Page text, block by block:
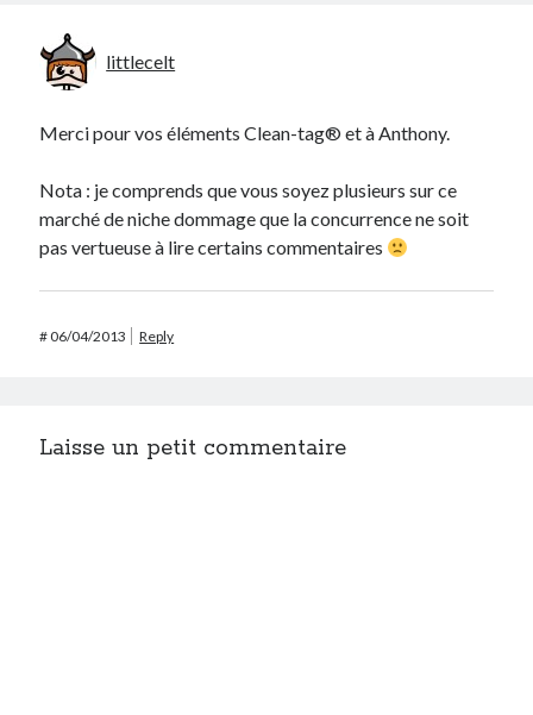
littlecelt
Merci pour vos éléments Clean-tag® et à Anthony.
Nota : je comprends que vous soyez plusieurs sur ce
marché de niche dommage que la concurrence ne soit
pas vertueuse à lire certains commentaires
#06/04/2013 Reply
Laisse un petit commentaire